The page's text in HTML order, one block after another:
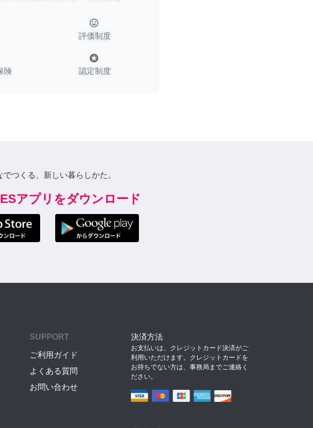
tag_faces
評価制度
険
stars
認定制度
でつくる、新しい暮らしかた。
アプリをダウンロード
SUPPORT
ご利用ガイド
よくある質問
お問い合わせ
決済方法
お支払いは、クレジットカード決済がご
利用いただけます。クレジットカードを
お持ちでない方は、事務局までご連絡く
ださい。